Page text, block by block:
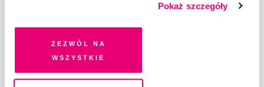
dobrowolną zgodę na pliki cookies i technologie
pokrewne, zgadzasz się na przechowywanie informacji
na Twoim urządzeniu końcowym lub dostęp do niego i
przetwarzanie danych. Zgodę na wszystkie lub niektóre
chwili wycofać lub ponowić w zakładce "Ustawienia
Pokaż szczegóły
Zezwól na
wszystkie